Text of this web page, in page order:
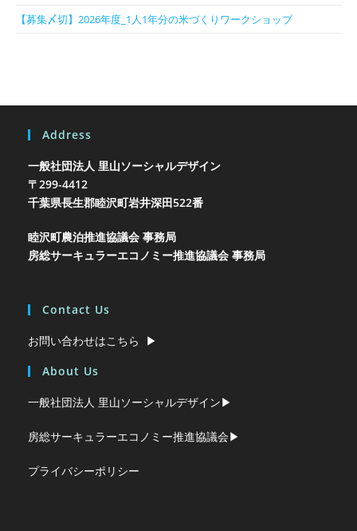
【募集〆切】2026年度_1人1年分の米づくりワークショップ
Address
一般社団法人 里山ソーシャルデザイン
〒299-4412
千葉県長生郡睦沢町岩井深田522番
睦沢町農泊推進協議会 事務局
房総サーキュラーエコノミー推進協議会 事務局
Contact Us
お問い合わせはこちら ▶︎
About Us
一般社団法人 里山ソーシャルデザイン▶︎
房総サーキュラーエコノミー推進協議会▶︎
プライバシーポリシー